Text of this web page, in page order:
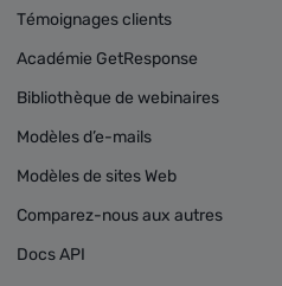
Témoignages clients
Académie GetResponse
Bibliothèque de webinaires
Modèles d’e-mails
Modèles de sites Web
Comparez-nous aux autres
Docs API